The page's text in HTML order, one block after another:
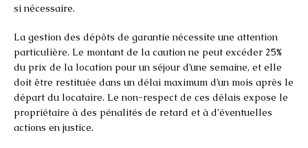
si nécessaire.
La gestion des dépôts de garantie nécessite une attention
particulière. Le montant de la caution ne peut excéder 25%
du prix de la location pour un séjour d’une semaine, et elle
doit être restituée dans un délai maximum d’un mois après le
départ du locataire. Le non-respect de ces délais expose le
propriétaire à des pénalités de retard et à d’éventuelles
actions en justice.